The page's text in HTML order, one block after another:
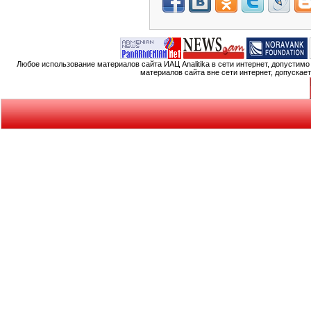
Любое использование материалов сайта ИАЦ Analitika в сети интернет,
материалов сайта вне сети интернет,